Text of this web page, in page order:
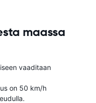
maassa
vaaditaan
on 50 km/h